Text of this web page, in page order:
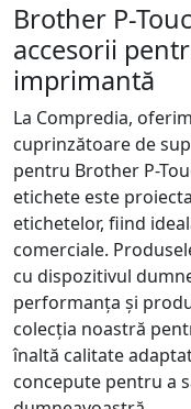
Brother P-
accesorii
imprimantă
La Compredia,
cuprinzătoare de
pentru Brother P-
etichete este
etichetelor, fiind
comerciale.
cu dispozitivul
performanța și
colecția noastră
înaltă calitate
concepute pentru a